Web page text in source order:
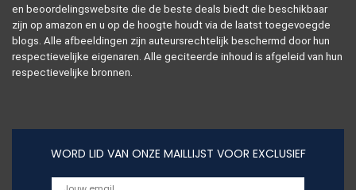
en beoordelingswebsite die de beste deals biedt die beschikbaar
zijn op amazon en u op de hoogte houdt via de laatst toegevoegde
blogs. Alle afbeeldingen zijn auteursrechtelijk beschermd door hun
respectievelijke eigenaren. Alle geciteerde inhoud is afgeleid van hun
respectievelijke bronnen.
WORD LID VAN ONZE MAILLIJST VOOR EXCLUSIEF